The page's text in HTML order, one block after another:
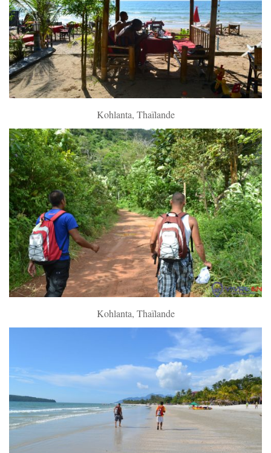
Kohlanta, Thaïlande
Kohlanta, Thaïlande